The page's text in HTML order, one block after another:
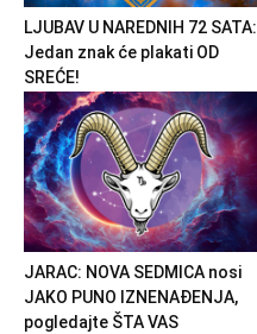
LJUBAV U NAREDNIH 72 SATA:
Jedan znak će plakati OD
SREĆE!
JARAC: NOVA SEDMICA nosi
JAKO PUNO IZNENAĐENJA,
pogledajte ŠTA VAS